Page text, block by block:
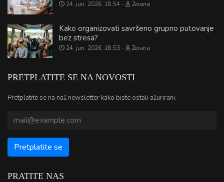
24. jun. 2026, 18:54 Zorana
Kako organizovati savršeno grupno putovanje
bez stresa?
24. jun. 2026, 18:53 Zorana
PRETPLATITE SE NA NOVOSTI
Pretplatite se na naš newsletter kako biste ostali ažurirani.
PRATITE NAS